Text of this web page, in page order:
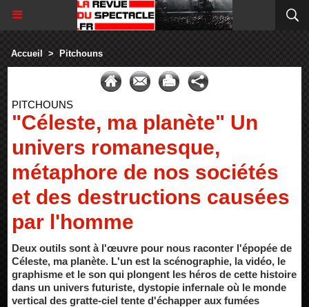
Accueil > Pitchouns
PITCHOUNS
"Céleste, ma planète" Un
univers romanesque,
métaphore de nos sociétés
et des destructions causées
par l'homme
Deux outils sont à l'œuvre pour nous raconter l'épopée de
Céleste, ma planète. L'un est la scénographie, la vidéo, le
graphisme et le son qui plongent les héros de cette histoire
dans un univers futuriste, dystopie infernale où le monde
vertical des gratte-ciel tente d'échapper aux fumées